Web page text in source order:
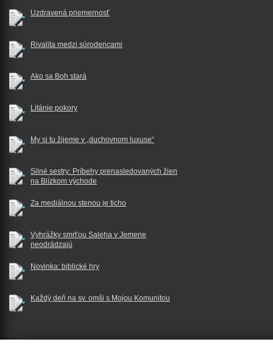
Uzdravená priemernosť
Rivalita medzi súrodencami
Ako sa Boh stará
Litánie pokory
My si tu žijeme v „duchovnom luxuse“
Silné sestry: Príbehy prenasledovaných žien
na Blízkom východe
Za mediálnou stenou je ticho
Vyhrážky smrťou Saleha v Jemene
neodrádzajú
Novinka: biblické hry
Každý deň na sv. omši s Mojou Komunitou